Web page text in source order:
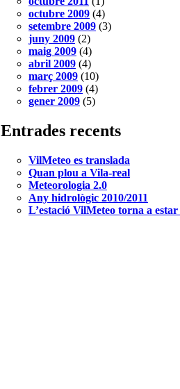
octubre 2009 (4)
setembre 2009 (3)
juny 2009 (2)
maig 2009 (4)
abril 2009 (4)
març 2009 (10)
febrer 2009 (4)
gener 2009 (5)
Entrades recents
VilMeteo es translada
Quan plou a Vila-real
Meteorologia 2.0
Any hidrològic 2010/2011
L’estació VilMeteo torna a estar